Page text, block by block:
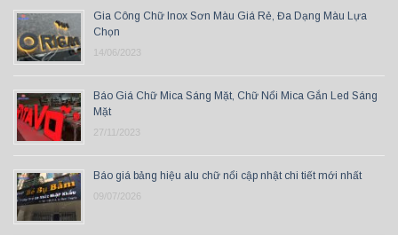
Gia Công Chữ Inox Sơn Màu Giá Rẻ, Đa Dạng Màu Lựa
Chọn
14/06/2023
Báo Giá Chữ Mica Sáng Mặt, Chữ Nổi Mica Gắn Led Sáng
Mặt
27/11/2023
Báo giá bảng hiệu alu chữ nổi cập nhật chi tiết mới nhất
09/07/2026